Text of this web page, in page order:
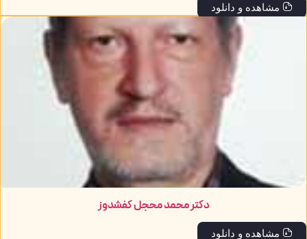
مشاهده و دانلود
دکتر محمد محجل کفشدوز
مشاهده و دانلود